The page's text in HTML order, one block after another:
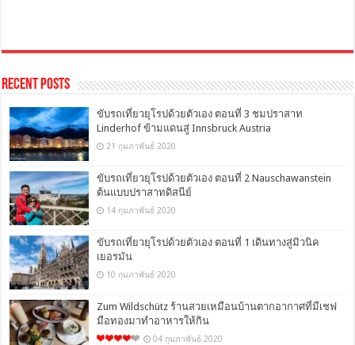
Recent Posts
ขับรถเที่ยวยุโรปด้วยตัวเอง ตอนที่ 3 ชมปราสาท
Linderhof ข้ามแดนสู่ Innsbruck Austria
21 กุมภาพันธ์ 2020
ขับรถเที่ยวยุโรปด้วยตัวเอง ตอนที่ 2 Nauschawanstein
ต้นแบบปราสาทดิสนีย์
14 กุมภาพันธ์ 2020
ขับรถเที่ยวยุโรปด้วยตัวเอง ตอนที่ 1 เดินทางสู่มิวนิค
เยอรมัน
10 กุมภาพันธ์ 2020
Zum Wildschütz ร้านสวยเหมือนบ้านตากอากาศที่มีเชฟ
มือทองมาทำอาหารให้กิน
04 กุมภาพันธ์ 2020